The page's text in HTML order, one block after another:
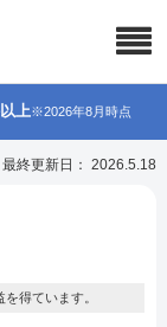
上※2026年8月時点
最終更新日： 2026.5.18
得ています。